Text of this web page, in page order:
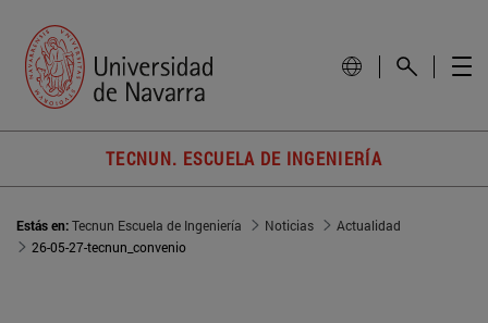
TECNUN. ESCUELA DE INGENIERÍA
Estás en:Tecnun Escuela de Ingeniería Noticias
Actualidad
26-05-27-tecnun_convenio